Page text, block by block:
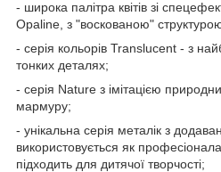
- широка палітра квітів зі
Opaline, з "воскованою"
- серія кольорів Translucent - з
тонких деталях;
- серія Nature з імітацією
мармуру;
- унікальна серія металік з
використовується як
підходить для дитячої творчості;